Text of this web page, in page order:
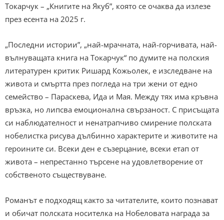
Токарчук – „Книгите на Якуб”, която се очаква да излезе
през есента на 2025 г.
„Последни истории”, „най-мрачната, най-горчивата, най-
вълнуващата книга на Токарчук“ по думите на полския
литературен критик Ришард Кожьолек, e изследване на
живота и смъртта през погледа на три жени от едно
семейство – Параскева, Ида и Мая. Между тях има кръвна
връзка, но липсва емоционална свързаност. С присъщата
си наблюдателност и ненатрапчиво смирение полската
нобелистка рисува дълбинно характерите и животите на
героините си. Всеки ден е съзерцание, всеки етап от
живота – непрестанно търсене на удовлетворение от
собственото съществуване.
Романът е подходящ както за читателите, които познават
и обичат полската носителка на Нобеловата награда за